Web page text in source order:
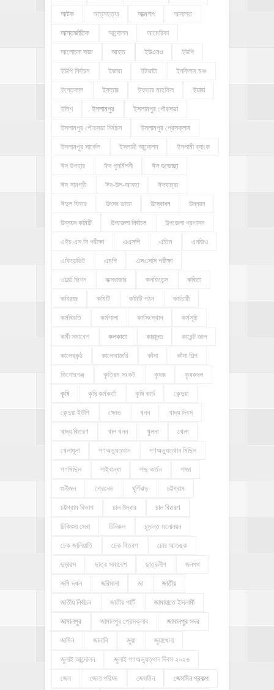
আটক আত্নহত্যা আত্মসাৎ আদালত
আন্তর্জাতিক আন্দোলন আমেরিকা
আলোচনা সভা আহত ইউএনও ইউপি
ইউপি নির্বাচন ইজারা ইটভাটা ইনকিলাব মঞ্চ
ইন্তেকাল ইফতার ইফতার মাহফিল ইয়াবা
ইলিশ ইসলামপুর ইসলামপুর পৌরসভা
ইসলামপুর পৌরসভা নির্বাচন ইসলামপুর প্রেসক্লাব
ইসলামপুর সার্কেল ইসলামী আন্দোলন ইসলামী ব্যাংক
ঈদ উপহার ঈদ পুনর্মিলনী ঈদ শুভেচ্ছা
ঈদ সামগ্রী ঈদ-উল-আযহা ঈদযাত্রা
ঈদুল ফিতর উৎসব ভাতা উদ্বোধন উন্নয়ন
উন্নয়ন কমিটি উপজেলা নির্বাচন উপজেলা প্রশাসন
এইচ.এস.সি পরীক্ষা এএসপি এতিম এনজিও
এফিডেভিট এমপি এসএসসি পরীক্ষা
ওয়ার্ল্ড ভিশন কক্সবাজার কনফিডেন্স কবিতা
কবিরাজ কমিটি কমিটি গঠন কর্মচারী
কর্মবিরতি কর্মশালা কর্মসংস্থান কর্মসূচি
কর্মী সমাবেশ কলকাতা কারাদন্ড কারেন্ট জাল
কালেরকন্ঠ কালোবাজারি কাঁসা কাঁসা শিল্প
কিশোরগঞ্জ কৃত্রিম সংকট কৃষক কৃষকদল
কৃষি কৃষি কর্মকর্তা কৃষি কার্ড কেন্দুয়া
কেন্দুয়া ইউপি ক্ষোভ খনন খাদ্য দিবস
খাদ্য বিতরণ খাল খনন খুলনা খেলা
খেলাধূলা গণঅভ্যুত্থান গণঅভ্যুত্থান মিছিল
গণমিছিল গাইবান্ধা গাছ কর্তন গাজা
গুনীজন গ্রেনেড ঘূর্ণিঝড় চট্টগ্রাম
চট্টগ্রাম বিভাগ চাল উদ্ধার চাল বিতরণ
চিকিৎসা সেবা চিনিকল চুড়ান্ত মনোনয়ন
চেক জালিয়াতি চেক বিতরণ চোর আতঙ্ক
ছড়ারস ছাত্র সমাবেশ ছাত্রলীগ জনপথ
জমি দখল জরিমানা জা জাতীয়
জাতীয় নির্বাচন জাতীয় পার্টি জামায়াতে ইসলামী
জামালপুর জামালপুর প্রেসক্লাব জামালপুর সদর
জামিন জালানি জুয়া জুয়াখেলা
জুলাই আন্দোলন জুলাই গণঅভ্যুত্থান দিবস ২০২৬
জেল জেলা পরিষদ জেসমিন জেসমিন প্রকল্প